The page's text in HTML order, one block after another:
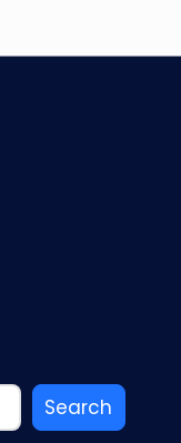
Search